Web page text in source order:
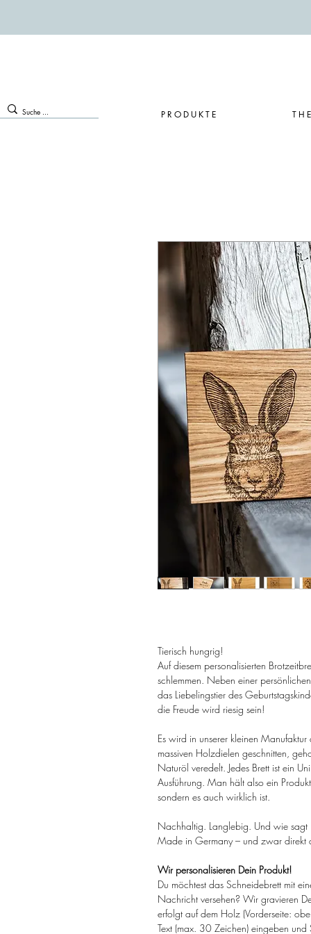
PRODUKTE
Tierisch hungrig!
Auf diesem personalisierten
schlemmen. Neben einer
das Liebelingstier des
die Freude wird riesig sein!
Es wird in unserer kleinen
massiven Holzdielen geschnitten,
Naturöl veredelt. Jedes Brett ist ein
Ausführung. Man hält also ein
sondern es auch wirklich ist.
Nachhaltig. Langlebig. Und wie sagt
Made in Germany – und zwar direkt
Wir personalisieren Dein Produkt!
Du möchtest das Schneidebrett mit
Nachricht versehen? Wir gravieren
erfolgt auf dem Holz (Vorderseite:
Text (max. 30 Zeichen) eingeben